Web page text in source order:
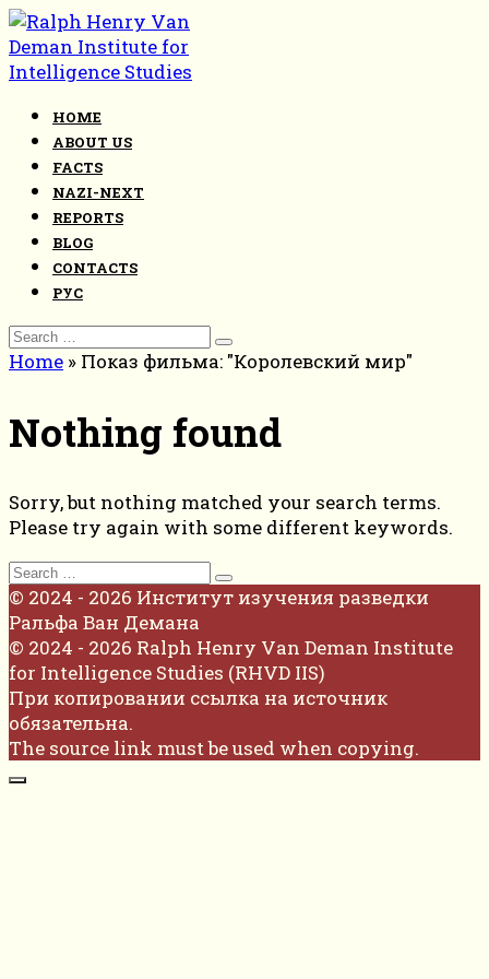
Skip
to
content
HOME
ABOUT US
FACTS
NAZI-NEXT
REPORTS
BLOG
CONTACTS
РУС
Search
for:
Home » Показ фильма: "Королевский мир"
Nothing found
Sorry, but nothing matched your search terms.
Please try again with some different keywords.
Search
for:
© 2024 - 2026 Институт изучения разведки
Ральфа Ван Демана
© 2024 - 2026 Ralph Henry Van Deman Institute
for Intelligence Studies (RHVD IIS)
При копировании ссылка на источник
обязательна.
The source link must be used when copying.